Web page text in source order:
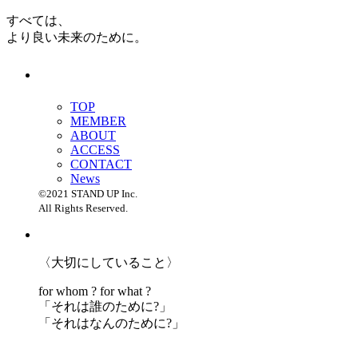
すべては、
より良い未来のために。
TOP
MEMBER
ABOUT
ACCESS
CONTACT
News
©2021 STAND UP Inc.
All Rights Reserved.
〈大切にしていること〉
for whom ? for what ?
「 それは誰のために?」
「 それはなんのために?」